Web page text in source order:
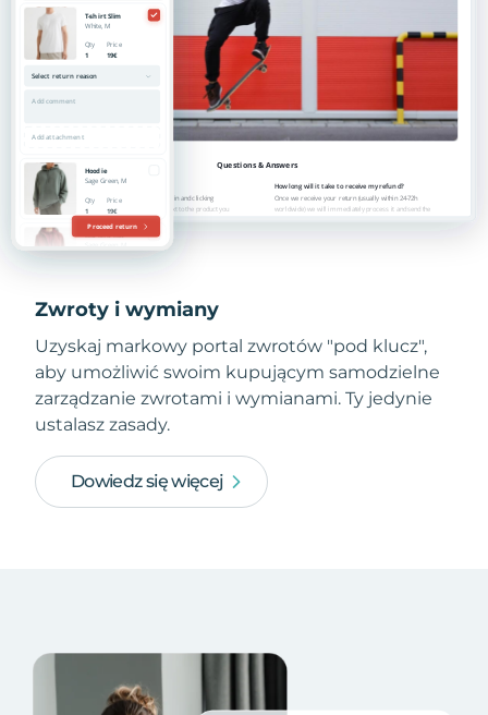
Zwroty i wymiany
Uzyskaj markowy portal zwrotów "pod klucz",
aby umożliwić swoim kupującym samodzielne
zarządzanie zwrotami i wymianami. Ty jedynie
ustalasz zasady.
Dowiedz się więcej